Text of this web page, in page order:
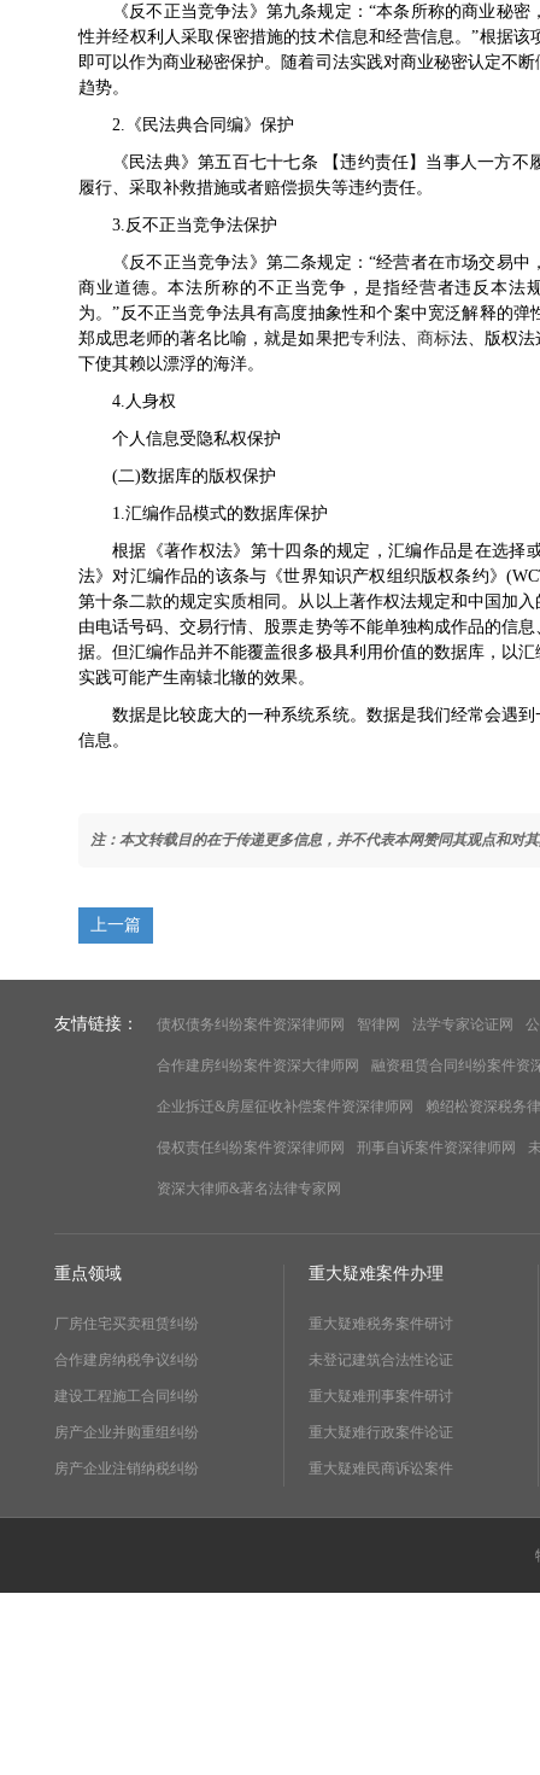
《反不正当竞争法》第九条规定：“本条所称的商业秘
性并经权利人采取保密措施的技术信息和经营信息。”根据
即可以作为商业秘密保护。随着司法实践对商业秘密认定不
趋势。
2.《 民法典合同编》保护
《民法典》第五百七十七条 【违约责任】当事人一方
履行、采取补救措施或者赔偿损失等违约责任。
3.反不正当竞争法保护
《反不正当竞争法》第二条规定：“经营者在市场交易
商业道德。本法所称的不正当竞争，是指经营者违反本法
为。”反不正当竞争法具有高度抽象性和个案中宽泛解释的
郑成思老师的著名比喻，就是如果把专利 法、 商标法、版权法
下使其赖以漂浮的海洋。
4.人身权
个人信息受隐私权保护
(二)数据库的版权保护
1.汇编作品模式的数据库保护
根据《著作权法》第十四条的规定，汇编作品是在选择
法》对汇编作品的该条与《世界知识产权组织版权条约》
第十条二款的规定实质相同。从以上著作权法规定和中国加
由电话号码、交易行情、股票走势等不能单独构成作品的信
据。但汇编作品并不能覆盖很多极具利用价值的数据库，以
实践可能产生南辕北辙的效果。
数据是比较庞大的一种系统系统。数据是我们经常会遇
信息。
注：本文转载目的在于传递更多信息，并不代表本网赞同其观点和对
上一篇
友情链接： 债权债务纠纷案件资深律师网 智律网 法学专家论证网
合作建房纠纷案件资深大律师网 融资租赁合同纠纷案件资
企业拆迁&房屋征收补偿案件资深律师网 赖绍松资深税务
侵权责任纠纷案件资深律师网 刑事自诉案件资深律师网
资深大律师&著名法律专家网
重点领域
厂房住宅买卖租赁纠纷
合作建房纳税争议纠纷
建设工程施工合同纠纷
房产企业并购重组纠纷
房产企业注销纳税纠纷
重大疑难案件办理
重大疑难税务案件研讨
未登记建筑合法性论证
重大疑难刑事案件研讨
重大疑难行政案件论证
重大疑难民商诉讼案件